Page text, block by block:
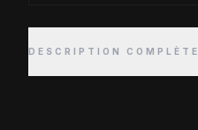
DESCRIPTION COMPLÈTE